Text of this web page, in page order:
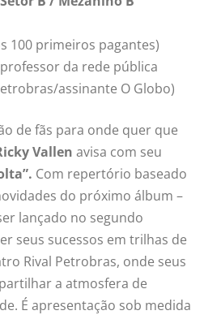
100 primeiros pagantes)
da rede pública
assinante O Globo)
de fãs para onde quer que
Vallen avisa com seu
Com repertório baseado
do próximo álbum –
lançado no segundo
seus sucessos em trilhas de
Rival Petrobras, onde seus
a atmosfera de
É apresentação sob medida